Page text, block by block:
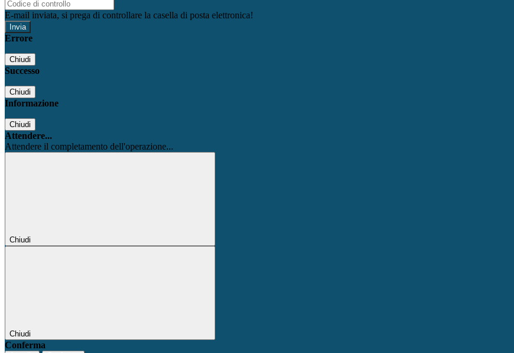
E-mail inviata, si prega di controllare la casella di posta elettronica!
Errore
Chiudi
Successo
Chiudi
Informazione
Chiudi
Attendere...
Attendere il completamento dell'operazione...
Chiudi
Chiudi
Conferma